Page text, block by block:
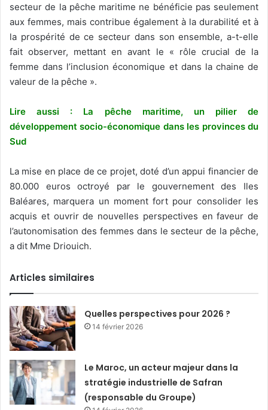
secteur de la pêche maritime ne bénéficie pas seulement
aux femmes, mais contribue également à la durabilité et à
la prospérité de ce secteur dans son ensemble, a-t-elle
fait observer, mettant en avant le « rôle crucial de la
femme dans l’inclusion économique et dans la chaine de
valeur de la pêche ».
Lire aussi : La pêche maritime, un pilier de
développement socio-économique dans les provinces du
Sud
La mise en place de ce projet, doté d’un appui financier de
80.000 euros octroyé par le gouvernement des Iles
Baléares, marquera un moment fort pour consolider les
acquis et ouvrir de nouvelles perspectives en faveur de
l’autonomisation des femmes dans le secteur de la pêche,
a dit Mme Driouich.
Articles similaires
Quelles perspectives pour 2026 ?
14 février 2026
Le Maroc, un acteur majeur dans la
stratégie industrielle de Safran
(responsable du Groupe)